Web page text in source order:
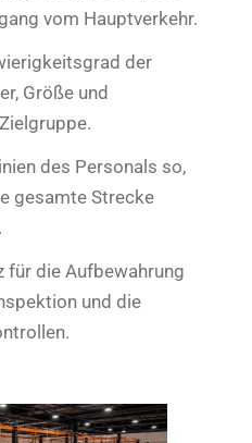
vom Hauptverkehr.
der
Größe und
des Personals so,
gesamte Strecke
für die Aufbewahrung
und die